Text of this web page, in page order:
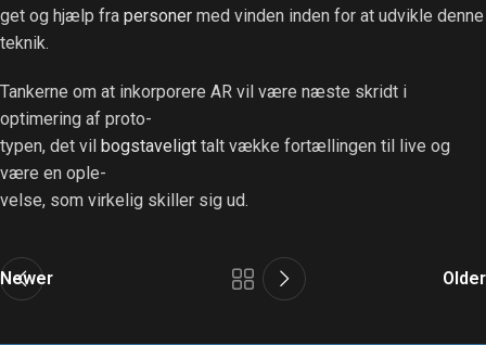
get og hjælp fra personer med vinden inden for at udvikle denne
teknik.
Tankerne om at inkorporere AR vil være næste skridt i
optimering af proto-
typen, det vil bogstaveligt talt vække fortællingen til live og
være en ople-
velse, som virkelig skiller sig ud.
Newer Older